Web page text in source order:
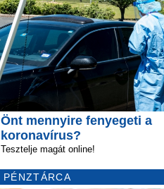
Önt mennyire fenyegeti a
koronavírus?
Tesztelje magát online!
PÉNZTÁRCA